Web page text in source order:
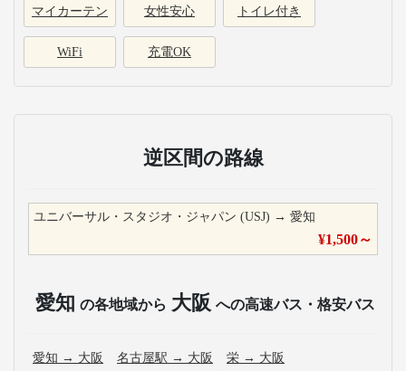
マイカーテン 女性安心 トイレ付き
WiFi 充電OK
逆区間の路線
ユニバーサル・スタジオ・ジャパン (USJ) → 愛知
¥1,500～
愛知 の各地域から 大阪 への高速バス・格安バス
愛知 → 大阪 名古屋駅 → 大阪 栄 → 大阪